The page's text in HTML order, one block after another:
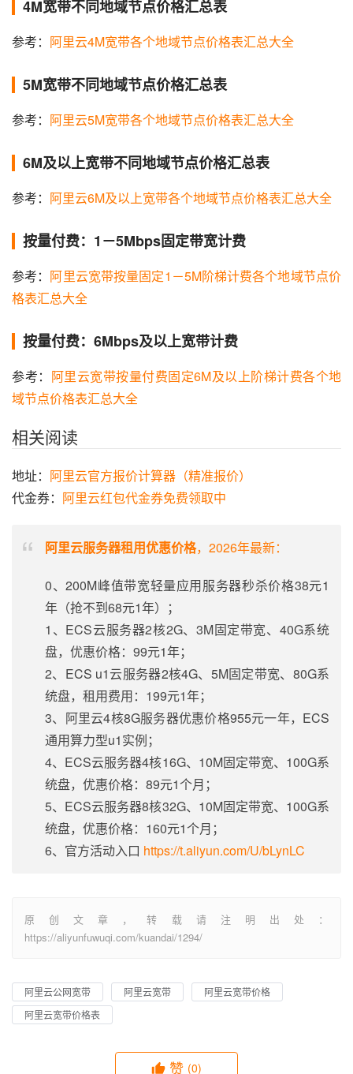
4M宽带不同地域节点价格汇总表
参考： 阿里云4M宽带各个地域节点价格表汇总大全
5M宽带不同地域节点价格汇总表
参考： 阿里云5M宽带各个地域节点价格表汇总大全
6M及以上宽带不同地域节点价格汇总表
参考： 阿里云6M及以上宽带各个地域节点价格表汇总大全
按量付费：1－5Mbps固定带宽计费
参考： 阿里云宽带按量固定1－5M阶梯计费各个地域节点价
格表汇总大全
按量付费：6Mbps及以上宽带计费
参考： 阿里云宽带按量付费固定6M及以上阶梯计费各个地
域节点价格表汇总大全
相关阅读
地址： 阿里云官方报价计算器（精准报价）
代金券： 阿里云红包代金券免费领取中
阿里云服务器租用优惠价格，2026年最新：
0、200M峰值带宽轻量应用服务器秒杀价格38元1
年（抢不到68元1年）；
1、ECS云服务器2核2G、3M固定带宽、40G系统
盘，优惠价格：99元1年；
2、ECS u1云服务器2核4G、5M固定带宽、80G系
统盘，租用费用：199元1年；
3、阿里云4核8G服务器优惠价格955元一年，ECS
通用算力型u1实例；
4、ECS云服务器4核16G、10M固定带宽、100G系
统盘，优惠价格：89元1个月；
5、ECS云服务器8核32G、10M固定带宽、100G系
统盘，优惠价格：160元1个月；
6、官方活动入口 https://t.aliyun.com/U/bLynLC
原创文章，转载请注明出处：
https://aliyunfuwuqi.com/kuandai/1294/
阿里云公网宽带 阿里云宽带
阿里云宽带价格
阿里云宽带价格表
赞 (0)